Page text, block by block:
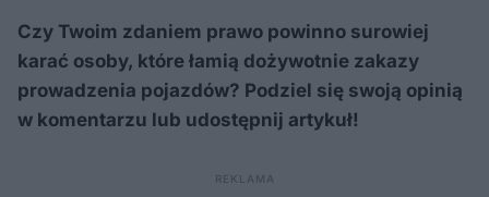
Czy Twoim zdaniem prawo powinno surowiej
karać osoby, które łamią dożywotnie zakazy
prowadzenia pojazdów? Podziel się swoją opinią
w komentarzu lub udostępnij artykuł!